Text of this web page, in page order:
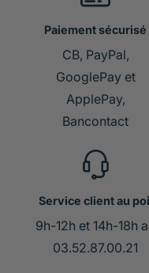
Paiement sécurisé
CB, PayPal,
GooglePay et
ApplePay,
Bancontact
Service client au
9h-12h et 14h-18h
03.52.87.00.21